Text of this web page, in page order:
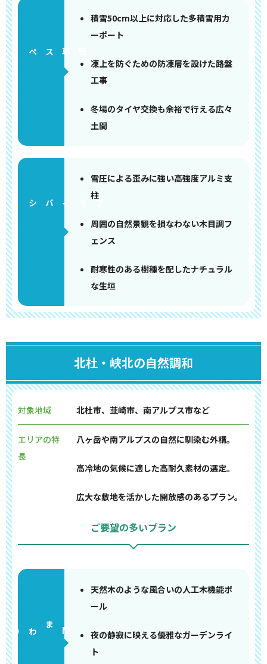
積雪50cm以上に対応した多積雪用カ
ーポート
凍上を防ぐための防凍層を設けた路盤
工事
冬場のタイヤ交換も余裕で行える広々
土間
雪圧による歪みに強い高強度アルミ支
柱
周囲の自然景観を損なわない木目調フ
ェンス
耐寒性のある樹種を配したナチュラル
な生垣
北杜・峡北の自然調和
対象地域 北杜市、韮崎市、南アルプス市など
エリアの特
長
八ヶ岳や南アルプスの自然に馴染む外構。
高冷地の気候に適した高耐久素材の選定。
広大な敷地を活かした開放感のあるプラン。
ご要望の多いプラン
門まわり
天然木のような風合いの人工木機能ポ
ール
夜の静寂に映える優雅なガーデンライ
ト